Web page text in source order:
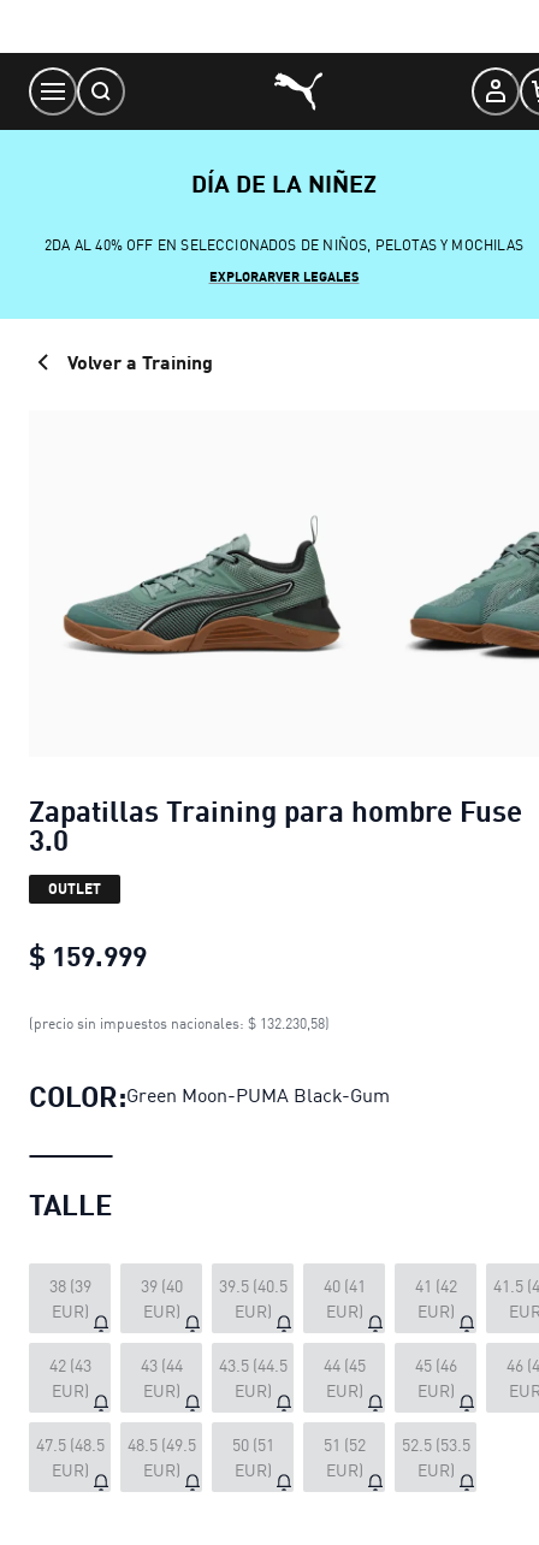
Content
DÍA DE LA NIÑEZ
2DA AL 40% OFF EN SELECCIONADOS DE NIÑOS, PELOTAS Y MOCHILAS
EXPLORARVER LEGALES
Volver a Training
Zapatillas Training para hombre Fuse
3.0
OUTLET
$ 159.999
Zapatillas Training para hombre
(precio sin impuestos nacionales: $ 132.230,58)
COLOR:Green Moon-PUMA Black-Gum
TALLE
38 (39
EUR)
39 (40
EUR)
39.5 (40.5
EUR)
40 (41
EUR)
41 (42
EUR)
41.5
42 (43
EUR)
43 (44
EUR)
43.5 (44.5
EUR)
44 (45
EUR)
45 (46
EUR)
46
47.5 (48.5
EUR)
48.5 (49.5
EUR)
50 (51
EUR)
51 (52
EUR)
52.5 (53.5
EUR)